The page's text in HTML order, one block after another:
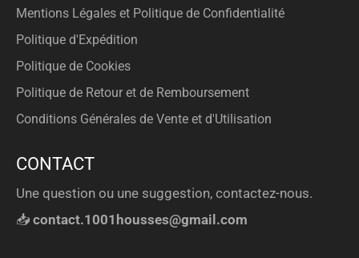
Mentions Légales et Politique de Confidentialité
Politique d'Expédition
Politique de Cookies
Politique de Retour et de Remboursement
Conditions Générales de Vente et d'Utilisation
CONTACT
Une question ou une suggestion, contactez-nous.
📥 contact.1001housses@gmail.com